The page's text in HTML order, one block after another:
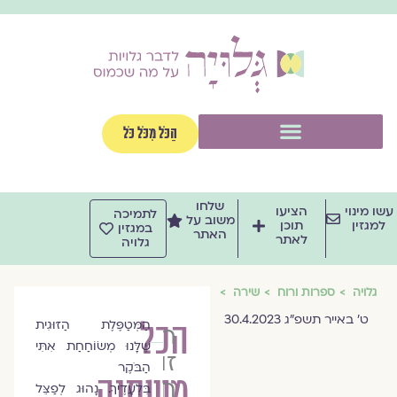
הַכֹּל מִכֹּל כֹּל
מינוי
למגזין
הציעו
תוכן
לאתר
שלחו
משוב על
האתר
לתמיכה
במגזין
גלויה
גלויה ספרות ורוח שירה
ט׳ באייר תשפ״ג 30.4.2023
הכל
ראומה
זוהר
חיות
הַמְּטַפֶּלֶת הַזּוּגִית
שֶׁלָּנוּ מְשׂוֹחַחַת אִתִּי
הַבֹּקֶר
בִּלְעָדֶיךָ. נָהוּג לְפַצֵּל